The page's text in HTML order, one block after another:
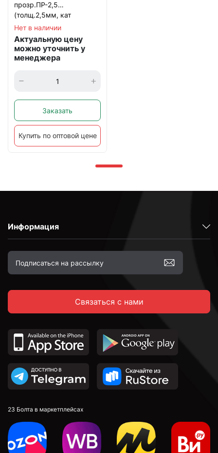
прозр.ПР-2,5
(толщ.2,5мм, кат
200м.п.) Сибртех
Нет в наличии
Актуальную цену
можно уточнить у
менеджера
Заказать
Купить по оптовой цене
Информация
Связаться с нами
23 Болта в маркетплейсах